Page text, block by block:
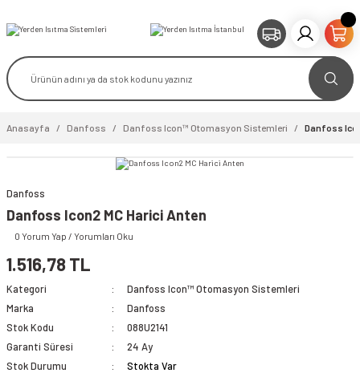
Anasayfa Danfoss Danfoss Icon™ Otomasyon Sistemleri Danfoss
Danfoss
Danfoss Icon2 MC Harici Anten
0 Yorum Yap / Yorumları Oku
1.516,78 TL
Kategori
Danfoss Icon™ Otomasyon Sistemleri
Marka
Danfoss
Stok Kodu
088U2141
Garanti Süresi
24 Ay
Stok Durumu
Stokta Var